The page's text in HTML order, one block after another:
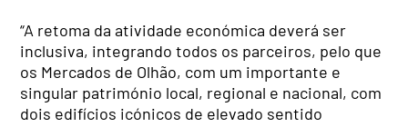
“A retoma da atividade económica deverá ser
inclusiva, integrando todos os parceiros, pelo que
os Mercados de Olhão, com um importante e
singular património local, regional e nacional, com
dois edifícios icónicos de elevado sentido